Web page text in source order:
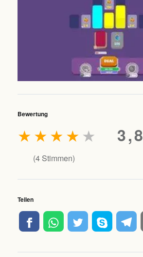
Bewertung
3,8
★
★
★
★
★
(4Stimmen)
Teilen